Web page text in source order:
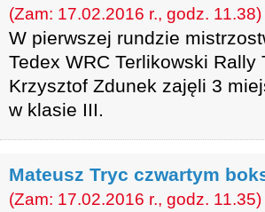
(Zam: 17.02.2016 r., godz. 11.38)
W pierwszej rundzie
Tedex WRC Terlikowski Rally
Krzysztof Zdunek zajęli 3
w klasie III.
Mateusz Tryc czwartym
(Zam: 17.02.2016 r., godz. 11.35)